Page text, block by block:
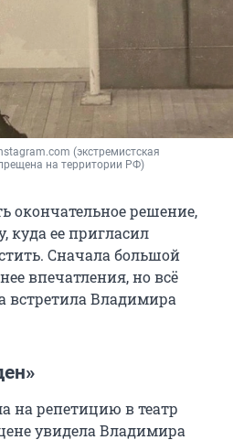
(экстремистская
на территории РФ)
окончательное решение,
куда ее пригласил
Сначала большой
впечатления, но всё
встретила Владимира
на репетицию в театр
увидела Владимира